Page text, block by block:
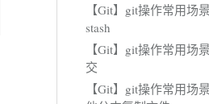
【Git】git操作常用
stash
【Git】git操作常用
交
【Git】git操作常用